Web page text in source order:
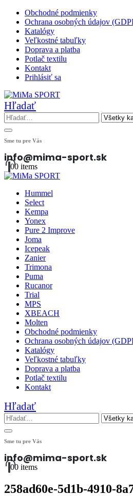
Obchodné podmienky
Ochrana osobných údajov
Katalógy
Veľkostné tabuľky
Doprava a platba
Potlač textilu
Kontakt
Prihlásiť sa
Hľadať
Sme tu pre Vás
info@mima-sport.sk
00 items
Hummel
Select
Kempa
Yonex
Pure 2 Improve
Joma
Icepeak
Zanier
Trimona
Puma
Rucanor
Trial
MPS
XBEACH
Molten
Obchodné podmienky
Ochrana osobných údajov
Katalógy
Veľkostné tabuľky
Doprava a platba
Potlač textilu
Kontakt
Hľadať
Sme tu pre Vás
info@mima-sport.sk
00 items
258ad60e-5d1b-4910-